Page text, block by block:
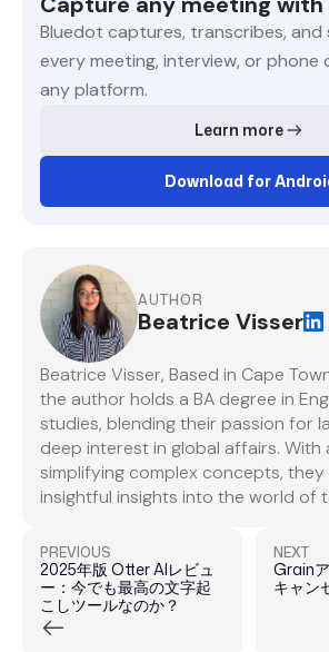
Bluedot captures, transcribes, and
every meeting, interview, or phone
any platform.
Learn more
Download for
AUTHOR
Beatrice Visser
Beatrice Visser, Based in Cape
the author holds a BA degree in
studies, blending their passion for
deep interest in global affairs. With
simplifying complex concepts,
insightful insights into the world of
PREVIOUS
2025年版 Otter AIレビュ
ー：今でも最高の文字起
こしツールなのか？
NEXT
Grain
キャン